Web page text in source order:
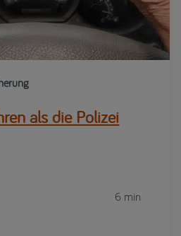
als die Polizei
6 min